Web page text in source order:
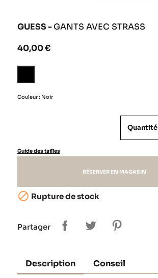
GUESS -GANTS AVEC STRASS
40,00 €
Couleur : Noir
Quantité
Guide des tailles
RÉSERVER EN MAGASIN
 Rupture de stock
Partager
Description Conseil